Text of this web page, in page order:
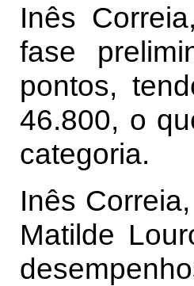
Inês
fase
pontos,
46.800, o
categoria.
Inês
Matilde